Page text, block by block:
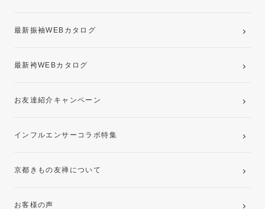
最新振袖WEBカタログ
最新袴WEBカタログ
お友達紹介キャンペーン
インフルエンサーコラボ特集
京都きもの友禅について
お客様の声